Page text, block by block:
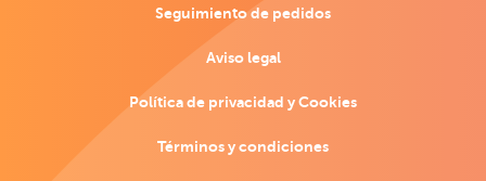
Seguimiento de pedidos
Aviso legal
Política de privacidad y Cookies
Términos y condiciones